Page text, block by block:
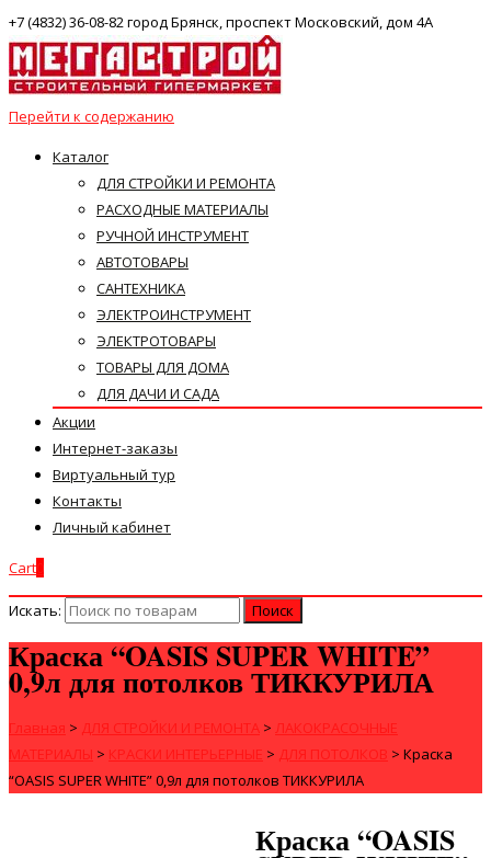
+7 (4832) 36-08-82 город Брянск, проспект Московский, дом 4А
Перейти к содержанию
Каталог
ДЛЯ СТРОЙКИ И РЕМОНТА
РАСХОДНЫЕ МАТЕРИАЛЫ
РУЧНОЙ ИНСТРУМЕНТ
АВТОТОВАРЫ
САНТЕХНИКА
ЭЛЕКТРОИНСТРУМЕНТ
ЭЛЕКТРОТОВАРЫ
ТОВАРЫ ДЛЯ ДОМА
ДЛЯ ДАЧИ И САДА
Акции
Интернет-заказы
Виртуальный тур
Контакты
Личный кабинет
Cart
Искать:
Краска “OASIS SUPER WHITE”
0,9л для потолков ТИККУРИЛА
Главная > ДЛЯ СТРОЙКИ И РЕМОНТА > ЛАКОКРАСОЧНЫЕ
МАТЕРИАЛЫ > КРАСКИ ИНТЕРЬЕРНЫЕ > ДЛЯ ПОТОЛКОВ > Краска
“OASIS SUPER WHITE” 0,9л для потолков ТИККУРИЛА
Краска “OASIS